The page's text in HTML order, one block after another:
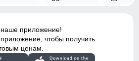
наше приложение!
чтобы получить
ценам.